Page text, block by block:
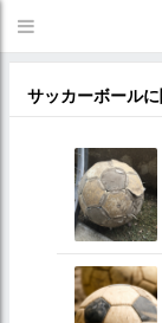
サッカーボール